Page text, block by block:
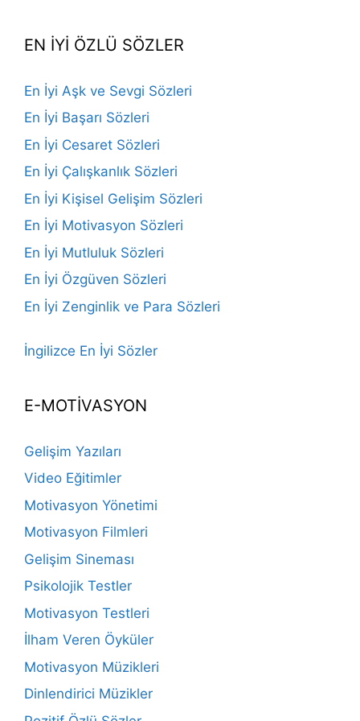
EN İYİ ÖZLÜ SÖZLER
En İyi Aşk ve Sevgi Sözleri
En İyi Başarı Sözleri
En İyi Cesaret Sözleri
En İyi Çalışkanlık Sözleri
En İyi Kişisel Gelişim Sözleri
En İyi Motivasyon Sözleri
En İyi Mutluluk Sözleri
En İyi Özgüven Sözleri
En İyi Zenginlik ve Para Sözleri
İngilizce En İyi Sözler
E-MOTİVASYON
Gelişim Yazıları
Video Eğitimler
Motivasyon Yönetimi
Motivasyon Filmleri
Gelişim Sineması
Psikolojik Testler
Motivasyon Testleri
İlham Veren Öyküler
Motivasyon Müzikleri
Dinlendirici Müzikler